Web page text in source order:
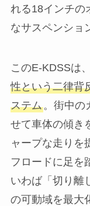
れる18インチの
なサスペンショ
このE-KDSSは、
性という二律背
ステム。街中の
せて車体の傾き
ャープな走りを
フロードに足を
いわば「切り離
の可動域を最大